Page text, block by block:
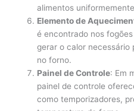
alimentos
Elemento de
é encontrado nos
gerar o calor necessário
no forno.
Painel de Controle: Em
painel de controle
como temporizadores,